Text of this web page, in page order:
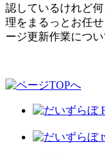
認しているけれど
理をまるっとお任
ージ更新作業につ